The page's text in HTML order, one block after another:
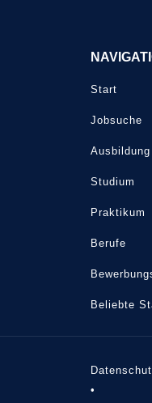
Start
Jobsuche
Ausbildung
Studium
Praktikum
Berufe
Beliebte
•